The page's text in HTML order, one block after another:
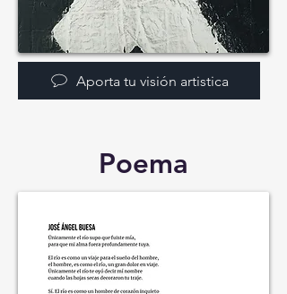
Aporta tu visión artistica
Poema